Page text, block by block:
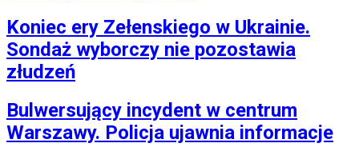
Koniec ery Zełenskiego w Ukrainie.
Sondaż wyborczy nie pozostawia
złudzeń
Bulwersujący incydent w centrum
Warszawy. Policja ujawnia informacje